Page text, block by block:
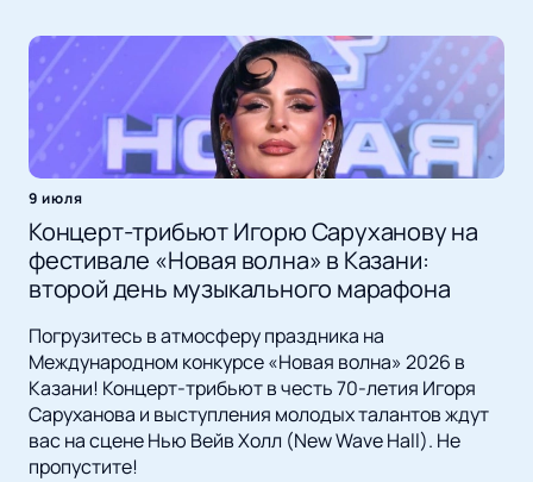
9 июля
Концерт-трибьют Игорю Саруханову на
фестивале «Новая волна» в Казани:
второй день музыкального марафона
Погрузитесь в атмосферу праздника на
Международном конкурсе «Новая волна» 2026 в
Казани! Концерт-трибьют в честь 70-летия Игоря
Саруханова и выступления молодых талантов ждут
вас на сцене Нью Вейв Холл (New Wave Hall). Не
пропустите!